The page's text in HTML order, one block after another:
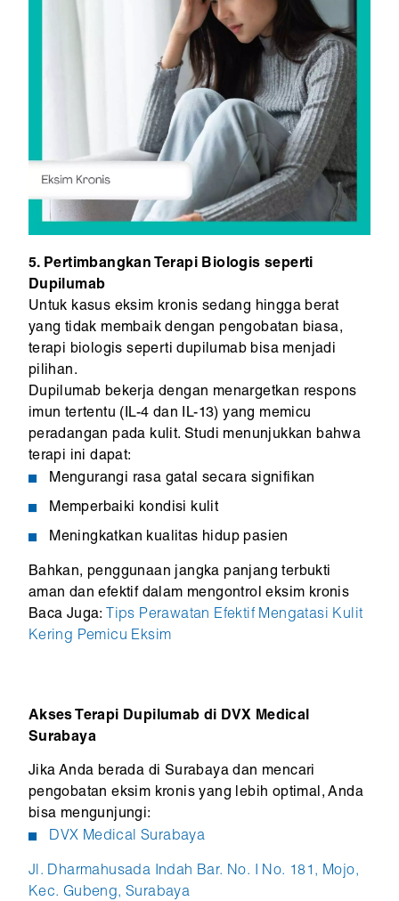
5. Pertimbangkan Terapi Biologis seperti
Dupilumab
Untuk kasus eksim kronis sedang hingga berat
yang tidak membaik dengan pengobatan biasa,
terapi biologis seperti dupilumab bisa menjadi
pilihan.
Dupilumab bekerja dengan menargetkan respons
imun tertentu (IL-4 dan IL-13) yang memicu
peradangan pada kulit. Studi menunjukkan bahwa
terapi ini dapat:
Mengurangi rasa gatal secara signifikan
Memperbaiki kondisi kulit
Meningkatkan kualitas hidup pasien
Bahkan, penggunaan jangka panjang terbukti
aman dan efektif dalam mengontrol eksim kronis
Baca Juga: Tips Perawatan Efektif Mengatasi Kulit
Kering Pemicu Eksim
Akses Terapi Dupilumab di DVX Medical
Surabaya
Jika Anda berada di Surabaya dan mencari
pengobatan eksim kronis yang lebih optimal, Anda
bisa mengunjungi:
DVX Medical Surabaya
Jl. Dharmahusada Indah Bar. No. I No. 181, Mojo,
Kec. Gubeng, Surabaya